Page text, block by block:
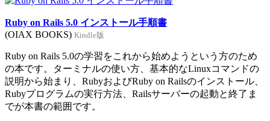
Ruby on Rails 5.0 インストール手順書
(OIAX BOOKS) Kindle版
Ruby on Rails 5.0の学習をこれから始めようという方のため
の本です。ターミナルの使い方、基本的なLinuxコマンドの
説明から始まり、RubyおよびRuby on Railsのインストール、
Rubyプログラムの実行方法、Railsサーバーの起動と終了ま
でが本書の範囲です。